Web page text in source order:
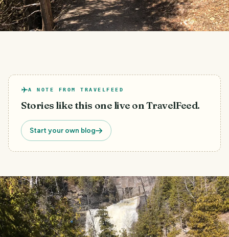
A NOTE FROM TRAVELFEED
Stories like this one live on TravelFeed.
Start your own blog